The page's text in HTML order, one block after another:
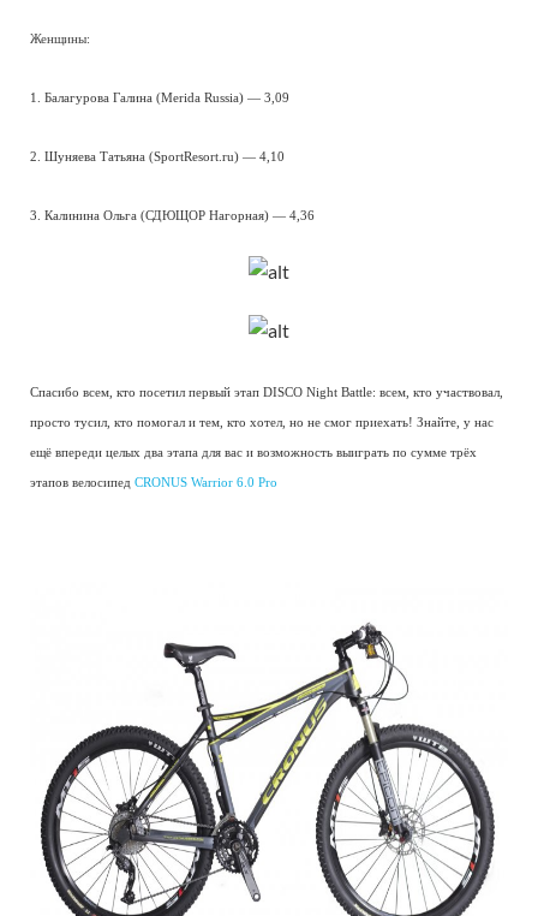
Женщины:
1. Балагурова Галина (Merida Russia) — 3,09
2. Шуняева Татьяна (SportResort.ru) — 4,10
3. Калинина Ольга (СДЮЩОР Нагорная) — 4,36
Спасибо всем, кто посетил первый этап DISCO Night Battle: всем, кто участвовал,
просто тусил, кто помогал и тем, кто хотел, но не смог приехать! Знайте, у нас
ещё впереди целых два этапа для вас и возможность выиграть по сумме трёх
этапов велосипед CRONUS Warrior 6.0 Pro